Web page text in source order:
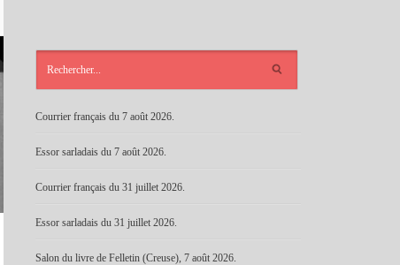
Courrier français du 7 août 2026.
Essor sarladais du 7 août 2026.
Courrier français du 31 juillet 2026.
Essor sarladais du 31 juillet 2026.
Salon du livre de Felletin (Creuse), 7 août 2026.